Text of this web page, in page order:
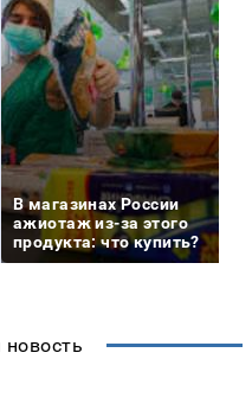
В магазинах России
ажиотаж из-за этого
продукта: что купить?